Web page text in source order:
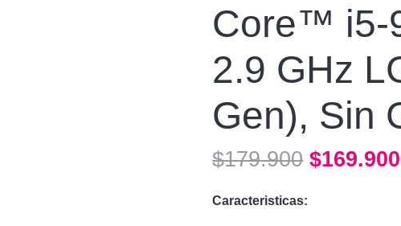
Core™ i5-
2.9 GHz
Gen), Sin
$179.900 El
$169.900
Caracteristicas: